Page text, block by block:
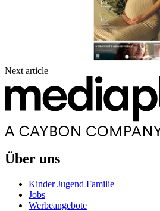
Next article
Über uns
Kinder Jugend Familie
Jobs
Werbeangebote